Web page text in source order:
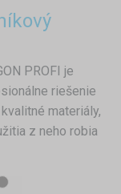
PROFI je
riešenie
materiály,
z neho robia